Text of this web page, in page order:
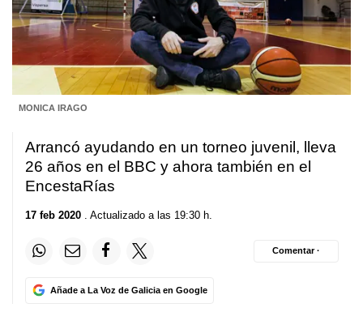
MONICA IRAGO
Arrancó ayudando en un torneo juvenil, lleva
26 años en el BBC y ahora también en el
EncestaRías
17 feb 2020 . Actualizado a las 19:30 h.
Añade a La Voz de Galicia en Google
Comentar ·